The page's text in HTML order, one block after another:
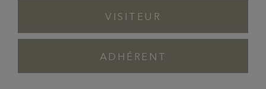
VISITEUR
ADHÉRENT